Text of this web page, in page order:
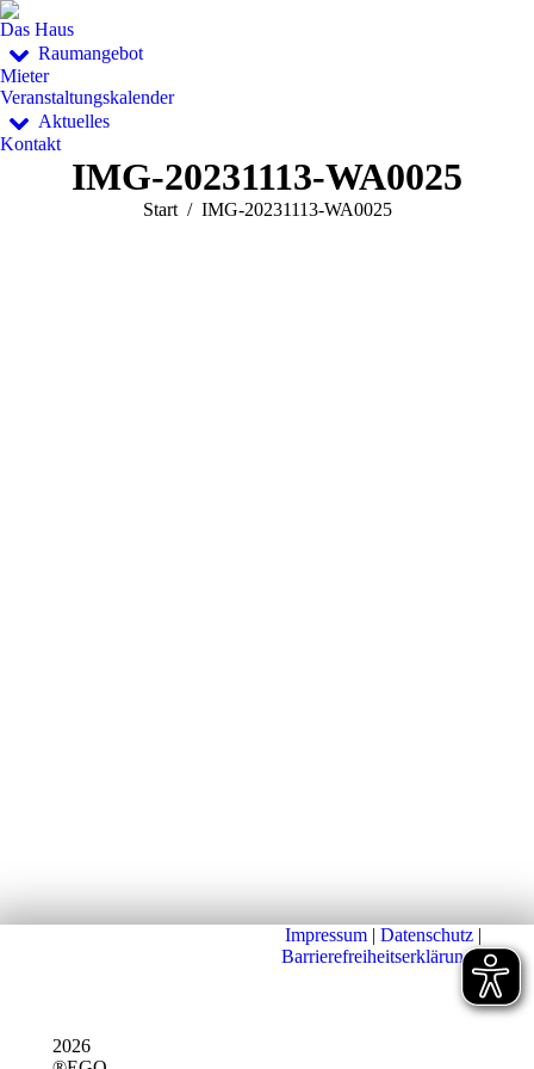
Das Haus
Raumangebot
Mieter
Veranstaltungskalender
Aktuelles
Kontakt
IMG-20231113-WA0025
Sie befinden sich hier:
Start IMG-20231113-WA0025
2026
Impressum | Datenschutz |
Barrierefreiheitserklärung|